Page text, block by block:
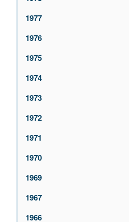
1977
1976
1975
1974
1973
1972
1971
1970
1969
1967
1966